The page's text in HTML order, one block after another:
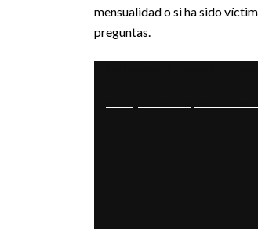
mensualidad o si ha sido
preguntas.
vídeo